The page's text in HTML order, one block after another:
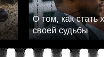
О том, как стать
своей судьбы